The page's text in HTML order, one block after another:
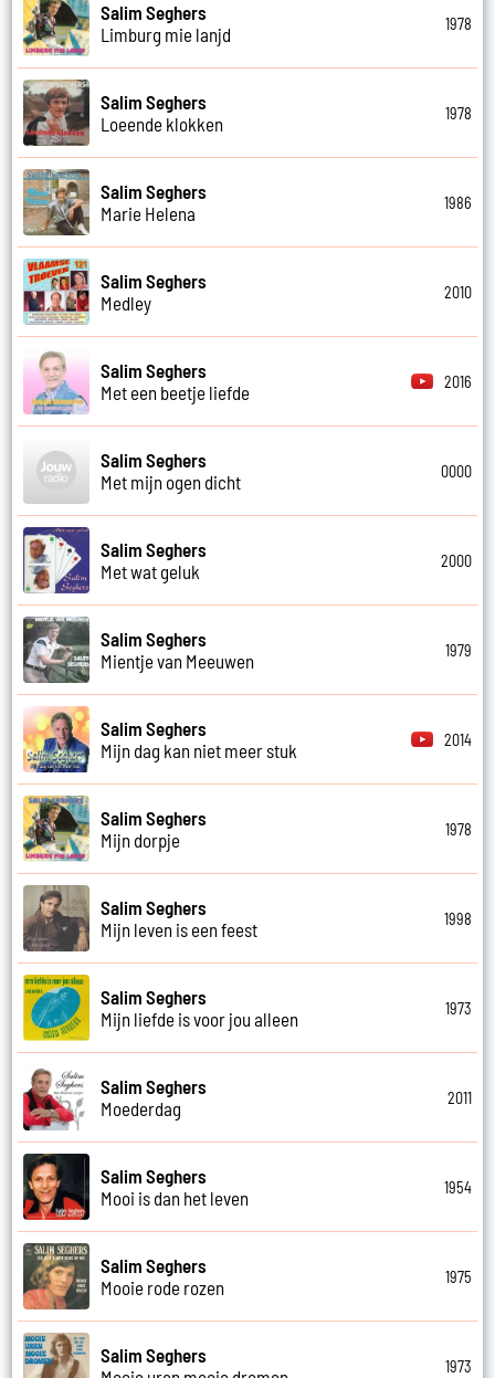
Salim Seghers
Limburg mie lanjd
1978
Salim Seghers
Loeende klokken
1978
Salim Seghers
Marie Helena
1986
Salim Seghers
Medley
2010
Salim Seghers
Met een beetje liefde
2016
Salim Seghers
Met mijn ogen dicht
0000
Salim Seghers
Met wat geluk
2000
Salim Seghers
Mientje van Meeuwen
1979
Salim Seghers
Mijn dag kan niet meer stuk
2014
Salim Seghers
Mijn dorpje
1978
Salim Seghers
Mijn leven is een feest
1998
Salim Seghers
Mijn liefde is voor jou alleen
1973
Salim Seghers
Moederdag
2011
Salim Seghers
Mooi is dan het leven
1954
Salim Seghers
Mooie rode rozen
1975
Salim Seghers
1973